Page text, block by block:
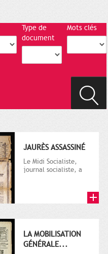
Type de
document
Mots clés
JAURÈS ASSASSINÉ
Le Midi Socialiste,
journal socialiste, a
LA MOBILISATION
GÉNÉRALE...